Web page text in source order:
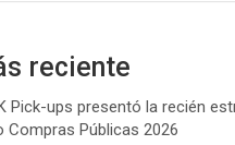
reciente
Pick-ups presentó la recién
Compras Públicas 2026